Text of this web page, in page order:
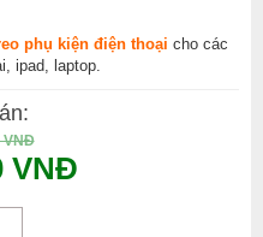
phụ kiện điện thoại cho các
ipad, laptop.
VNĐ
VNĐ